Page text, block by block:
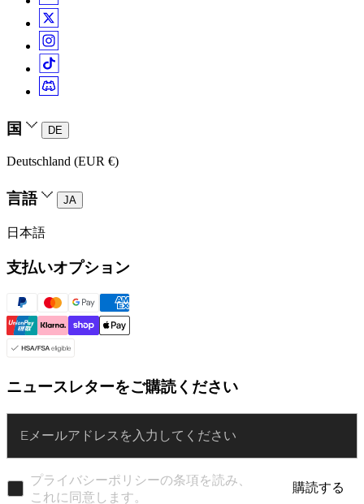
国 DE
Deutschland (EUR €)
言語 JA
日本語
支払いオプション
ニュースレターをご購読ください
プライバシーポリシーの条項を読み、
これに同意します。
購読する